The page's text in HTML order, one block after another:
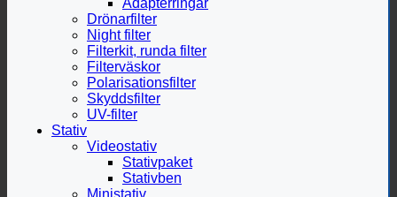
Drönarfilter
Night filter
Filterkit, runda filter
Filterväskor
Polarisationsfilter
Skyddsfilter
UV-filter
Stativ
Videostativ
Stativpaket
Stativben
Ministativ